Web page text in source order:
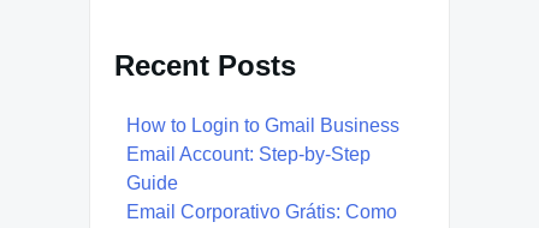
Recent Posts
How to Login to Gmail Business
Email Account: Step-by-Step
Guide
Email Corporativo Grátis: Como